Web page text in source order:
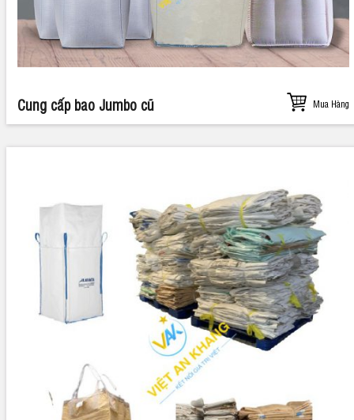
Cung cấp bao Jumbo cũ Mua Hàng